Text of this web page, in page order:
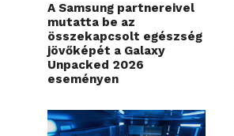
A Samsung partnereivel
mutatta be az
összekapcsolt egészség
jövőképét a Galaxy
Unpacked 2026
eseményen